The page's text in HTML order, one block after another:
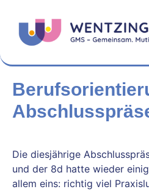
Die diesjährige
und der 8d hatte wieder
allem eins: richtig viel